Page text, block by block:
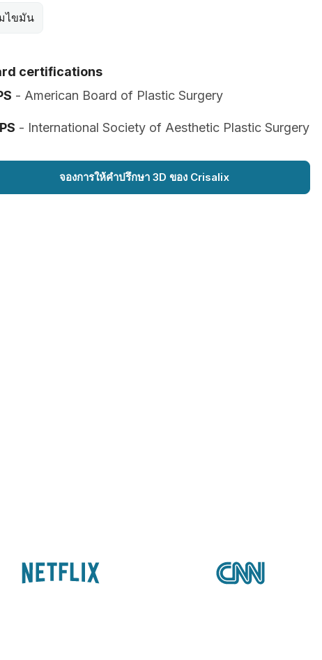
ไขมัน
certifications
- American Board of Plastic Surgery
- International Society of Aesthetic Plastic Surgery
จองการให้คำปรึกษา 3D ของ Crisalix